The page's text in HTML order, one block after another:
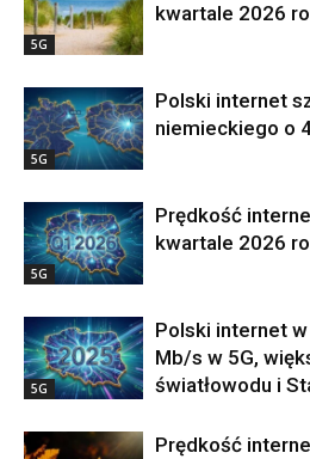
5G
kwartale 2026
5G
Polski internet
niemieckiego o
5G
Prędkość
kwartale 2026
5G
Polski internet
Mb/s w 5G,
światłowodu i
Prędkość